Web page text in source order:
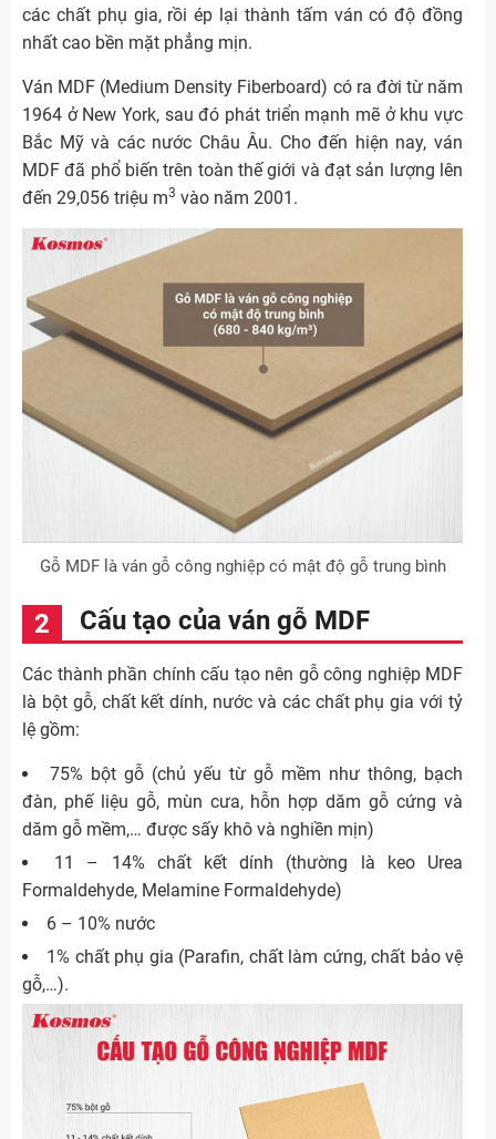
các chất phụ gia, rồi ép lại thành tấm ván có độ đồng
nhất cao bền mặt phẳng mịn.
Ván MDF (Medium Density Fiberboard) có ra đời từ năm
1964 ở New York, sau đó phát triển mạnh mẽ ở khu vực
Bắc Mỹ và các nước Châu Âu. Cho đến hiện nay, ván
MDF đã phổ biến trên toàn thế giới và đạt sản lượng lên
đến 29,056 triệu m3 vào năm 2001.
Gỗ MDF là ván gỗ công nghiệp có mật độ gỗ trung bình
Cấu tạo của ván gỗ MDF
Các thành phần chính cấu tạo nên gỗ công nghiệp MDF
là bột gỗ, chất kết dính, nước và các chất phụ gia với tỷ
lệ gồm:
75% bột gỗ (chủ yếu từ gỗ mềm như thông, bạch
đàn, phế liệu gỗ, mùn cưa, hỗn hợp dăm gỗ cứng và
dăm gỗ mềm,… được sấy khô và nghiền mịn)
11 – 14% chất kết dính (thường là keo Urea
Formaldehyde, Melamine Formaldehyde)
6 – 10% nước
1% chất phụ gia (Parafin, chất làm cứng, chất bảo vệ
gỗ,…).